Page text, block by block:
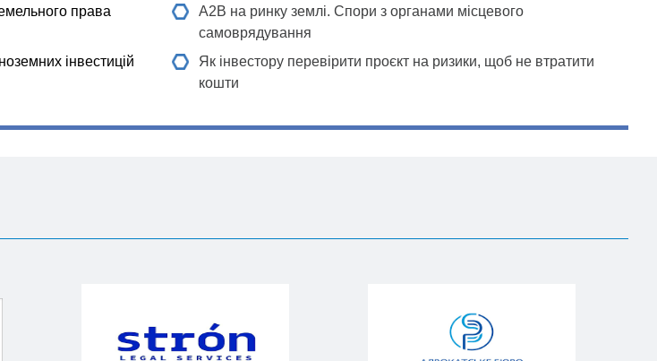
права
A2B на ринку землі. Спори з органами місцевого
самоврядування
інвестицій
Як інвестору перевірити проєкт на ризики, щоб не втратити
кошти